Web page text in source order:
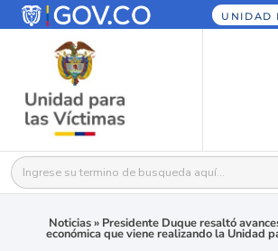
UNIDAD
Buscar:
Noticias» Presidente Duque resaltó
económica que viene realizando la Unidad